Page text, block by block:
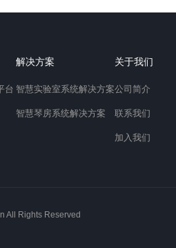
台
解决方案
智慧实验室系统解决方案
智慧琴房系统解决方案
关于我们
公司简介
联系我们
加入我们
All Rights Reserved